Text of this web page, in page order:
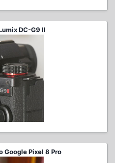
DC-G9 II
Google Pixel 8 Pro